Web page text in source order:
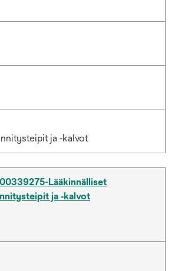
ja ‑kalvot
Lääkinnälliset
ja ‑kalvot